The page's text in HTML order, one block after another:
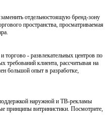
отдельностоящую бренд-зону
пространства, просматриваемая
торгово - развлекательных центров по
клиента, рассчитывая на
большой опыт в разработке,
наружной и ТВ-рекламы
принципы витринистики. Посмотрите,